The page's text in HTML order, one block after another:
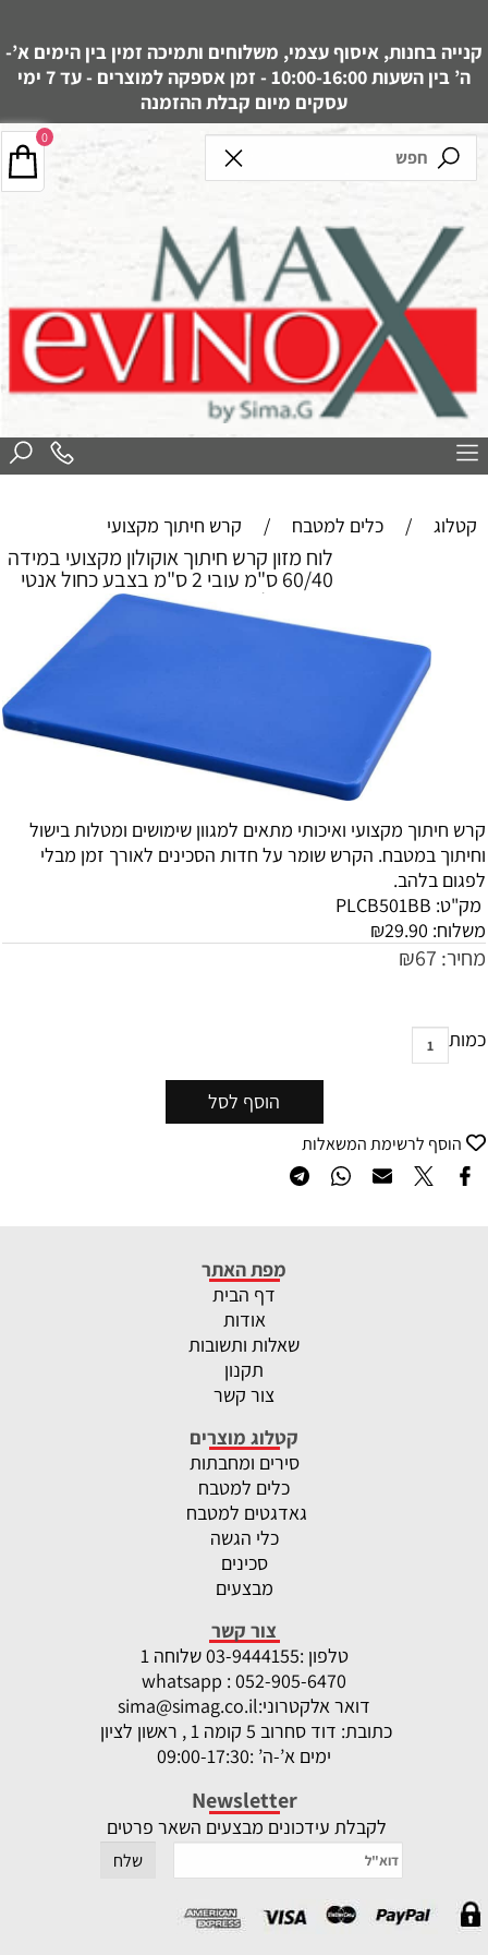
קנייה בחנות, איסוף עצמי, משלוחים ותמיכה זמין בין הימים א’-
ה’ בין השעות 10:00-16:00 - זמן אספקה למוצרים - עד 7 ימי
עסקים מיום קבלת ההזמנה
קטלוג / כלים למטבח / קרש חיתוך מקצועי
לוח מזון קרש חיתוך אוקולון מקצועי במידה
60/40 ס"מ עובי 2 ס"מ בצבע כחול אנטי
בקטריאלי
קרש חיתוך מקצועי ואיכותי מתאים למגוון שימושים ומטלות בישול
וחיתוך במטבח. הקרש שומר על חדות הסכינים לאורך זמן מבלי
לפגום בלהב.
מק"ט: PLCB501BB
משלוח:
₪29.90
מחיר: ₪67
כמות
הוסף לסל
הוסף לרשימת המשאלות
0
מפת האתר
דף הבית
אודות
שאלות ותשובות
תקנון
צור קשר
קטלוג מוצרים
סירים ומחבתות
כלים למטבח
גאדגטים למטבח
כלי הגשה
סכינים
מבצעים
צור קשר
טלפון :
03-9444155 שלוחה 1
whatsapp : 052-905-6470
דואר אלקטרוני:sima@simag.co.il
כתובת: דוד סחרוב 5 קומה 1 , ראשון לציון
ימים א’-ה’ :09:00-17:30
Newsletter
לקבלת עידכונים מבצעים השאר פרטים